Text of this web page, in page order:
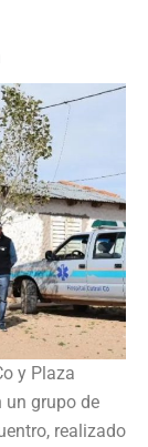
y Plaza
un grupo de
realizado